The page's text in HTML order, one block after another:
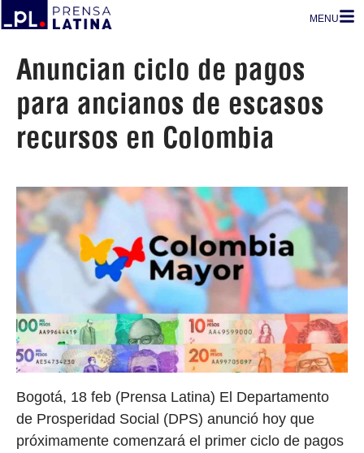
MENU
Anuncian ciclo de pagos
para ancianos de escasos
recursos en Colombia
Bogotá, 18 feb (Prensa Latina) El Departamento
de Prosperidad Social (DPS) anunció hoy que
próximamente comenzará el primer ciclo de pagos